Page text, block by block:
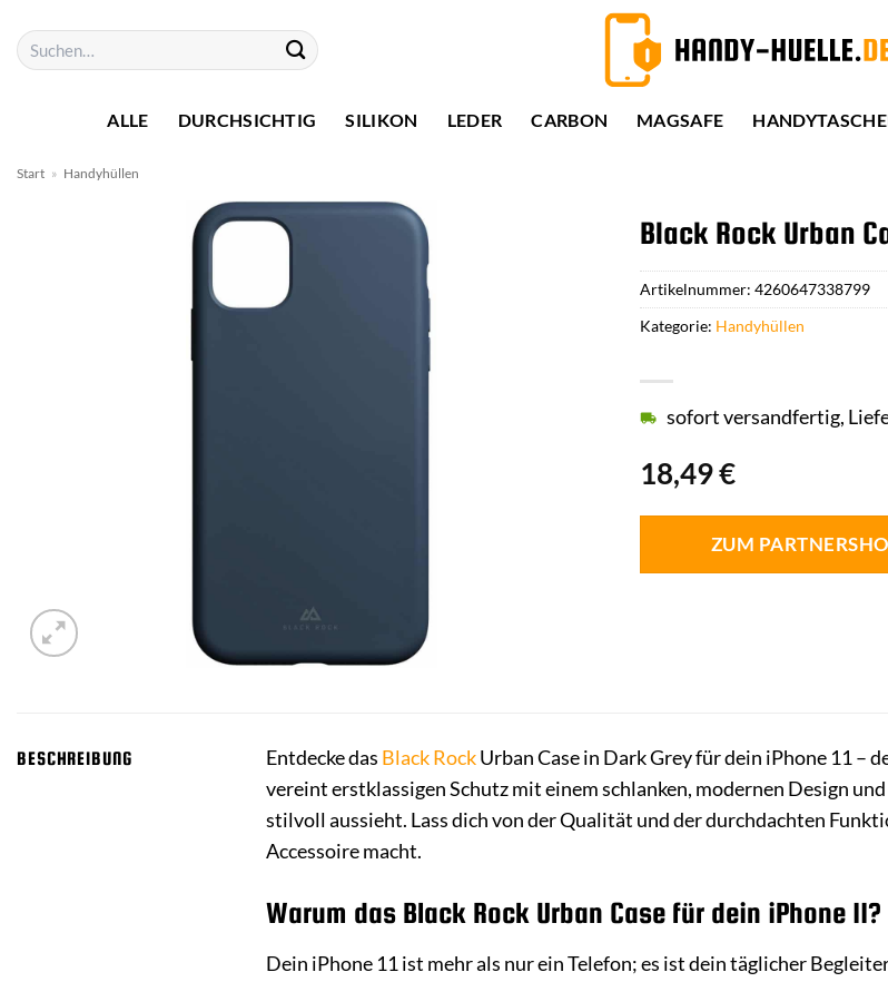
Inhalt
springen
Suchen
nach:
ALLE DURCHSICHTIG SILIKON LEDER CARBON MAGSAFE
Start » Handyhüllen
Black Rock Urban
18,49€
sofort versandfertig,
ZUM
Artikelnummer: 4260647338799
Kategorie: Handyhüllen
BESCHREIBUNG Entdecke das Black RockUrban Case in Dark Grey für dein iPhone 11 –
vereint erstklassigen Schutz mit einem schlanken, modernen Design
stilvoll aussieht. Lass dich von der Qualität und der durchdachten
Accessoire macht.
Warum das Black Rock Urban Case für dein iPhone 11?
Dein iPhone 11 ist mehr als nur ein Telefon; es ist dein täglicher